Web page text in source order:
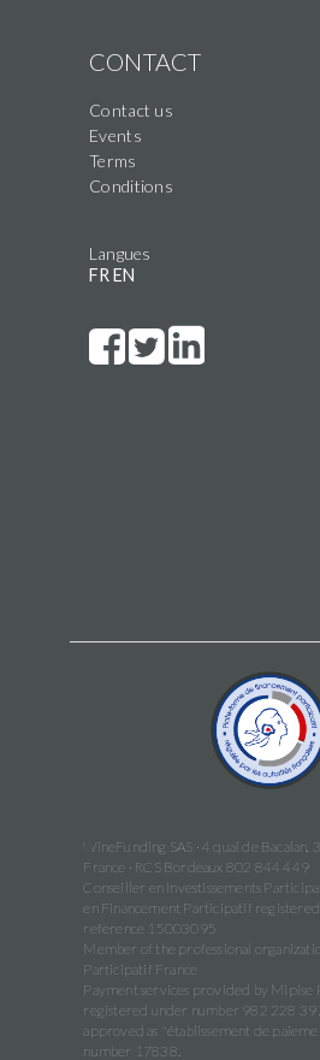
CONTACT
Contact us
Events
Terms
Conditions
Langues
FR EN
WineFunding SAS · 4 quai de Bacalan,
France · RCS Bordeaux 802 844 449
Conseiller en Investissements
en Financement Participatif registered
reference 15003095
Member of the professional
Participatif France
Payment services provided by Mipise
registered under number 982 228 397
approved as "établissement de
number 17838.